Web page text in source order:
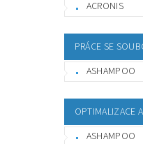
ACRONIS
PRÁCE SE
ASHAMPOO
OPTIMALIZACE
ASHAMPOO